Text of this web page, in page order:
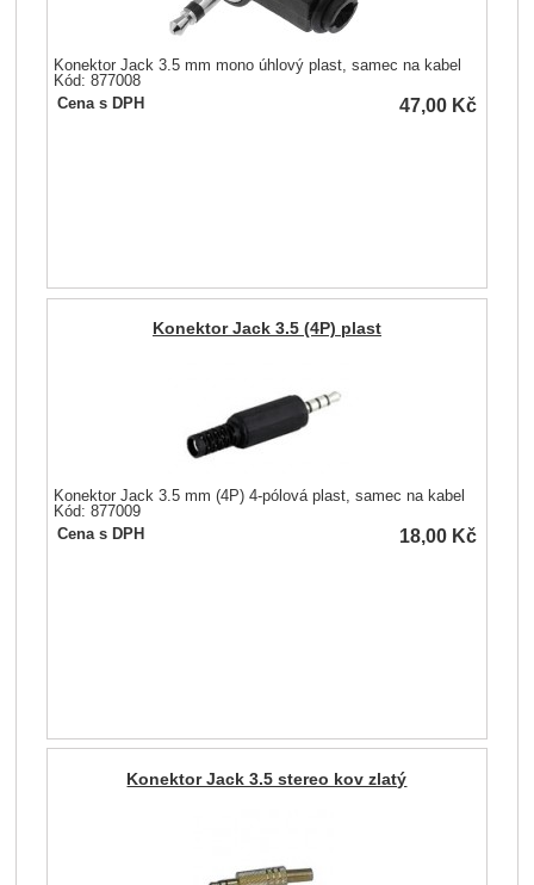
Konektor Jack 3.5 mm mono úhlový plast, samec na kabel
Kód: 877008
Cena s DPH
47,00 Kč
Konektor Jack 3.5 (4P) plast
Konektor Jack 3.5 mm (4P) 4-pólová plast, samec na kabel
Kód: 877009
Cena s DPH
18,00 Kč
Konektor Jack 3.5 stereo kov zlatý